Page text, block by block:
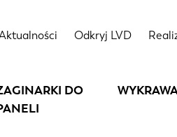
Odkryj LVD
DO